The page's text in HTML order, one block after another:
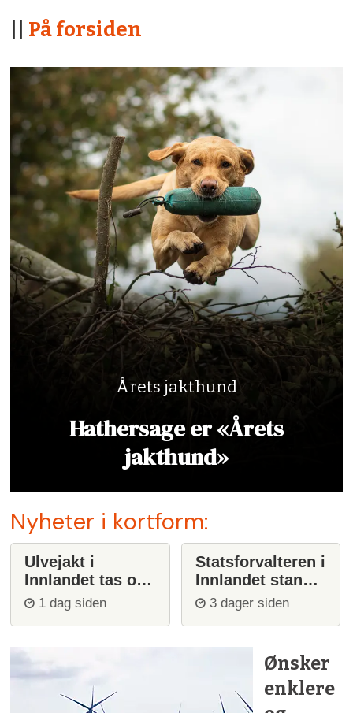
På forsiden
Årets jakthund
Hathersage er «Årets
jakthund»
Nyheter i kortform:
Ulvejakt i
Innlandet tas opp
igjen
1 dag siden
Statsforvalteren i
Innlandet stanser
ulvejakt
3 dager siden
Ønsker
enklere